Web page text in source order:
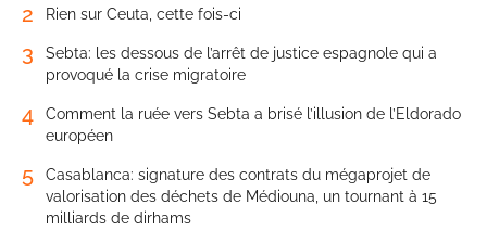
2 Rien sur Ceuta, cette fois-ci
3
Sebta: les dessous de l’arrêt de justice espagnole qui a
provoqué la crise migratoire
4
Comment la ruée vers Sebta a brisé l’illusion de l’Eldorado
européen
5
Casablanca: signature des contrats du mégaprojet de
valorisation des déchets de Médiouna, un tournant à 15
milliards de dirhams